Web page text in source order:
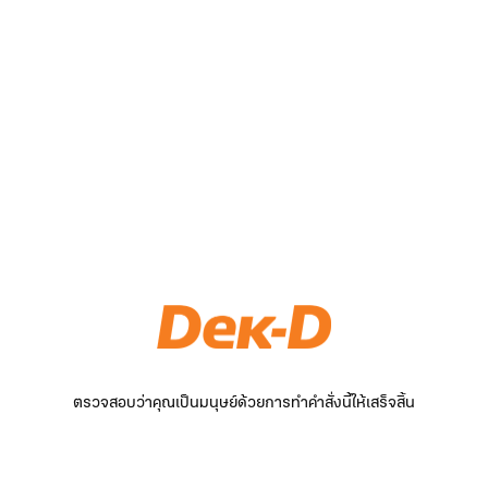
ตรวจสอบว่าคุณเป็นมนุษย์ด้วยการทำคำสั่งนี้ให้เสร็จสิ้น